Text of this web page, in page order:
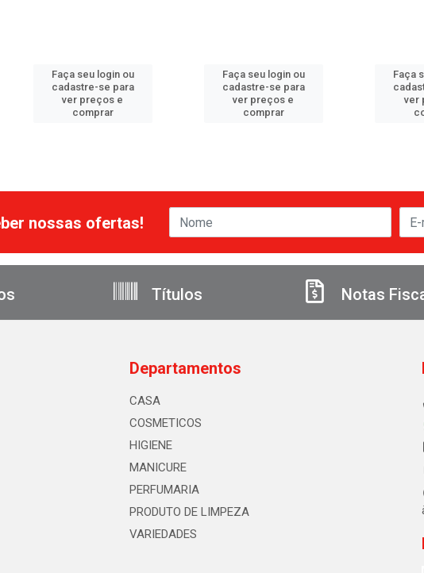
Faça seu login ou
cadastre-se para
ver preços e
comprar
Faça seu login ou
cadastre-se para
ver preços e
comprar
Faça
ver
nossas ofertas!
Títulos Notas
Departamentos
CASA
COSMETICOS
HIGIENE
MANICURE
PERFUMARIA
PRODUTO DE LIMPEZA
VARIEDADES